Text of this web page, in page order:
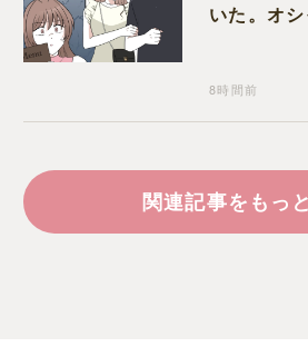
いた。オ
8時間前
関連記事をもっ